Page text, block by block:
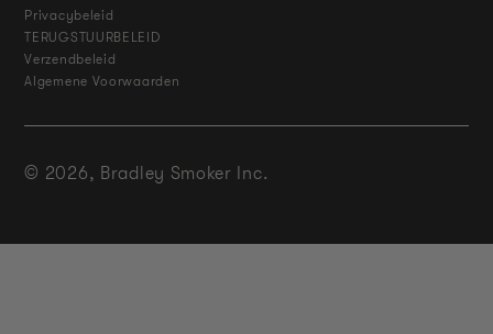
Privacybeleid
TERUGSTUURBELEID
Verzendbeleid
Algemene Voorwaarden
© 2026, Bradley Smoker Inc.